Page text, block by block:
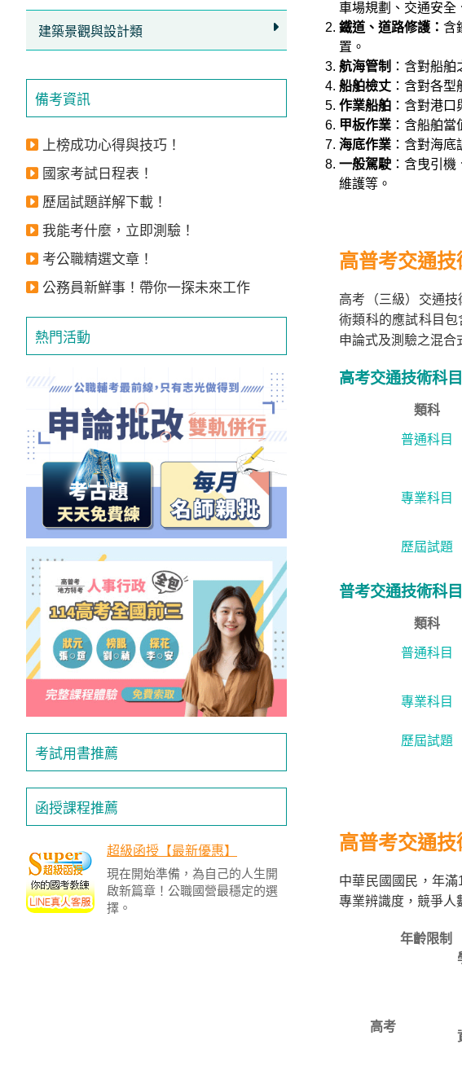
建築景觀與設計類
備考資訊
上榜成功心得與技巧！
國家考試日程表！
歷屆試題詳解下載！
我能考什麼，立即測驗！
考公職精選文章！
公務員新鮮事！帶你一探未來工作
熱門活動
考試用書推薦
函授課程推薦
超級函授【最新優惠】
現在開始準備，為自己的人生開
啟新篇章！公職國營最穩定的選
擇。
車場規劃、交通安全
鐵道、道路修護： 含
置。
航海管制 ：含對船
船舶檢丈 ：含對各型
作業船舶 ：含對港
甲板作業 ：含船舶
海底作業 ：含對海
一般駕駛 ：含曳引
維護等。
高普考交通技
高考（三級）交通
術類科的應試科目
申論式及測驗之混合
高考交通技術科目
類科
普通科目
專業科目
歷屆試題
普考交通技術科目
類科
普通科目
專業科目
歷屆試題
高普考交通
中華民國國民，年
專業辨識度，競爭人
年齡限制
高考
得
500
扣！